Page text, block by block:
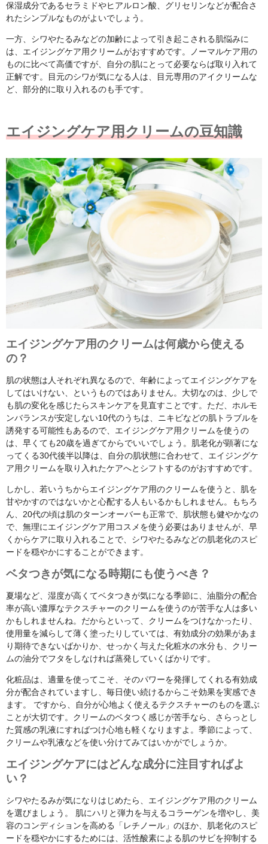
保湿成分であるセラミドやヒアルロン酸、グリセリンなどが配合さ
れたシンプルなものがよいでしょう。
一方、シワやたるみなどの加齢によって引き起こされる肌悩みに
は、エイジングケア用クリームがおすすめです。ノーマルケア用の
ものに比べて高価ですが、自分の肌にとって必要ならば取り入れて
正解です。目元のシワが気になる人は、目元専用のアイクリームな
ど、部分的に取り入れるのも手です。
エイジングケア用クリームの豆知識
エイジングケア用のクリームは何歳から使える
の？
肌の状態は人それぞれ異なるので、年齢によってエイジングケアを
してはいけない、というものではありません。大切なのは、少しで
も肌の変化を感じたらスキンケアを見直すことです。ただ、ホルモ
ンバランスが安定しない10代のうちは、ニキビなどの肌トラブルを
誘発する可能性もあるので、エイジングケア用クリームを使うの
は、早くても20歳を過ぎてからでいいでしょう。肌老化が顕著にな
ってくる30代後半以降は、自分の肌状態に合わせて、エイジングケ
ア用クリームを取り入れたケアへとシフトするのがおすすめです。
しかし、若いうちからエイジングケア用のクリームを使うと、肌を
甘やかすのではないかと心配する人もいるかもしれません。もちろ
ん、20代の頃は肌のターンオーバーも正常で、肌状態も健やかなの
で、無理にエイジングケア用コスメを使う必要はありませんが、早
くからケアに取り入れることで、シワやたるみなどの肌老化のスピ
ードを穏やかにすることができます。
ベタつきが気になる時期にも使うべき？
夏場など、湿度が高くてベタつきが気になる季節に、油脂分の配合
率が高い濃厚なテクスチャーのクリームを使うのが苦手な人は多い
かもしれませんね。だからといって、クリームをつけなかったり、
使用量を減らして薄く塗ったりしていては、有効成分の効果があま
り期待できないばかりか、せっかく与えた化粧水の水分も、クリー
ムの油分でフタをしなければ蒸発していくばかりです。
化粧品は、適量を使ってこそ、そのパワーを発揮してくれる有効成
分が配合されていますし、毎日使い続けるからこそ効果を実感でき
ます。 ですから、自分が心地よく使えるテクスチャーのものを選ぶ
ことが大切です。クリームのベタつく感じが苦手なら、さらっとし
た質感の乳液にすればつけ心地も軽くなりますよ。季節によって、
クリームや乳液などを使い分けてみてはいかがでしょうか。
エイジングケアにはどんな成分に注目すればよ
い？
シワやたるみが気になりはじめたら、エイジングケア用のクリーム
を選びましょう。 肌にハリと弾力を与えるコラーゲンを増やし、美
容のコンディションを高める「レチノール」のほか、肌老化のスピ
ードを穏やかにするためには、活性酸素による肌のサビを抑制する